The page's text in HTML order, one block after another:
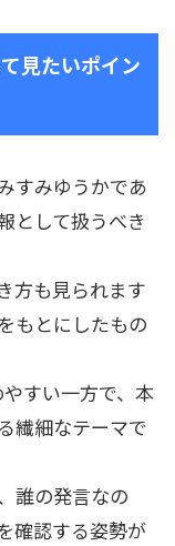
見たいポイン
すみゆうかであ
として扱うべき
方も見られます
もとにしたもの
すい一方で、本
繊細なテーマで
誰の発言なの
確認する姿勢が